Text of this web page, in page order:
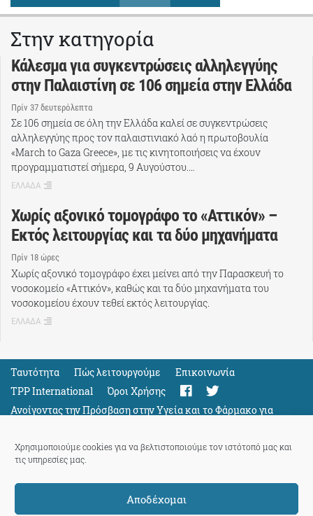
Χρησιμοποιούμε cookies για να βελτιστοποιούμε τον ιστότοπό μας και
τις υπηρεσίες μας.
Αποδέχομαι
Στην κατηγορία
Κάλεσμα για συγκεντρώσεις αλληλεγγύης
στην Παλαιστίνη σε 106 σημεία στην Ελλάδα
Πρίν 37 δευτερόλεπτα
Σε 106 σημεία σε όλη την Ελλάδα καλεί σε συγκεντρώσεις
αλληλεγγύης προς τον παλαιστινιακό λαό η πρωτοβουλία
«March to Gaza Greece», με τις κινητοποιήσεις να έχουν
προγραμματιστεί σήμερα, 9 Αυγούστου.…
ΕΛΛΑΔΑ
Χωρίς αξονικό τομογράφο το «Αττικόν» –
Εκτός λειτουργίας και τα δύο μηχανήματα
Πρίν 18 ώρες
Χωρίς αξονικό τομογράφο έχει μείνει από την Παρασκευή το
νοσοκομείο «Αττικόν», καθώς και τα δύο μηχανήματα του
νοσοκομείου έχουν τεθεί εκτός λειτουργίας.
ΕΛΛΑΔΑ
Ταυτότητα Πώς λειτουργούμε
Eπικοινωνία
TPP International
Όροι Χρήσης
Ανοίγοντας την Πρόσβαση στην Υγεία και το Φάρμακο για
Όλους
Support
ThePressProject